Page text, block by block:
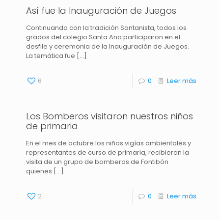
Así fue la Inauguración de Juegos
Continuando con la tradición Santanista, todos los
grados del colegio Santa Ana participaron en el
desfile y ceremonia de la Inauguración de Juegos.
La temática fue […]
6 0 Leer más
Los Bomberos visitaron nuestros niños
de primaria
En el mes de octubre los niños vigías ambientales y
representantes de curso de primaria, recibieron la
visita de un grupo de bomberos de Fontibón
quienes […]
2 0 Leer más